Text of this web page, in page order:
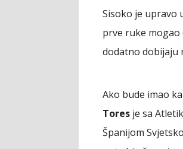
Sisoko je upravo
prve ruke
dodatno dobijaju
Ako bude imao
Tores je sa
Španijom